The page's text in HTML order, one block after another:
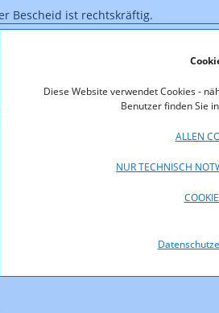
Diese Website verwendet Cookies -
Benutzer finden Sie
ALLEN
NUR TECHNISCH
Bescheid ist rechtskräftig.
KOA_2.130-12-002.pdf (pdf, 42,3 KB)